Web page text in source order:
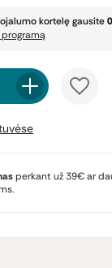
kortelę gausite
perkant už 39€ ar